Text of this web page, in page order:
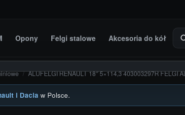
Opony Felgi stalowe Akcesoria do kół
/ ALUFELGI RENAULT 18″ 5×114,3 403003297R FELGI
i Dacia w Polsce.